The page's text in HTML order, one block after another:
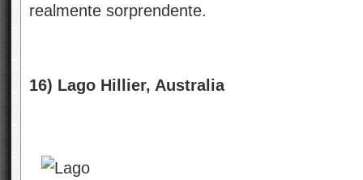
realmente sorprendente.
16) Lago Hillier, Australia